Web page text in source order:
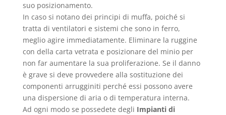
suo posizionamento.
In caso si notano dei principi di muffa, poiché si
tratta di ventilatori e sistemi che sono in ferro,
meglio agire immediatamente. Eliminare la ruggine
con della carta vetrata e posizionare del minio per
non far aumentare la sua proliferazione. Se il danno
è grave si deve provvedere alla sostituzione dei
componenti arrugginiti perché essi possono avere
una dispersione di aria o di temperatura interna.
Ad ogni modo se possedete degli Impianti di